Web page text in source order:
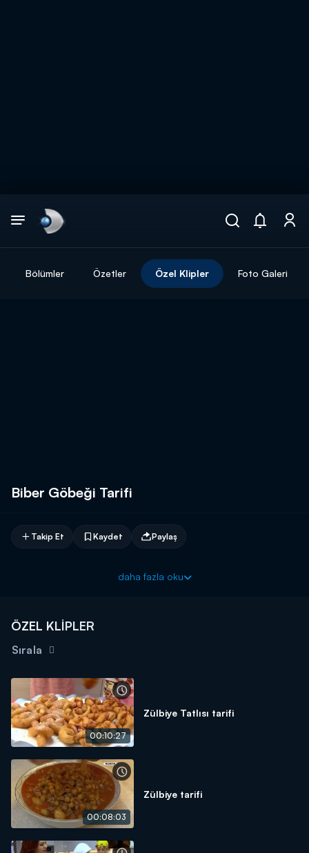
Bölümler Özetler Özel Klipler Foto Galeri
Biber Göbeği Tarifi
Takip Et Kaydet Paylaş
daha fazla oku
ÖZEL KLİPLER
Sırala
00:10:27
Zülbiye Tatlısı tarifi
00:08:03
Zülbiye tarifi